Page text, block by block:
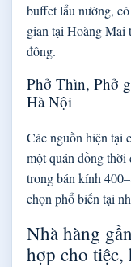
buffet lẩu nướng,
gian tại Hoàng Mai
đông.
Phở Thìn, Phở
Hà Nội
Các nguồn hiện tại
một quán đồng thời
trong bán kính
chọn phổ biến tại
Nhà hàng
hợp cho tiệc,